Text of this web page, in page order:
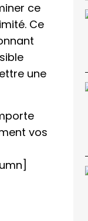
ce
Ce
une
vos